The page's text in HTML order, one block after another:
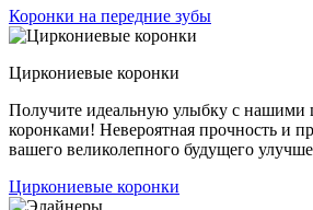
Коронки на передние зубы
Циркониевые коронки
Получите идеальную улыбку с нашими
коронками! Невероятная прочность и
вашего великолепного будущего
Циркониевые коронки